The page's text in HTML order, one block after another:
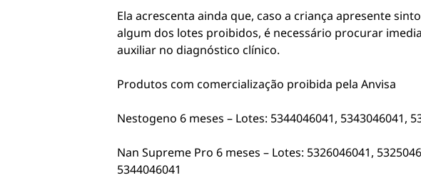
Ela acrescenta ainda que, caso a criança apresente
algum dos lotes proibidos, é necessário procurar
auxiliar no diagnóstico clínico.
Produtos com comercialização proibida pela Anvisa
Nestogeno 6 meses – Lotes: 5344046041, 5343046041,
Nan Supreme Pro 6 meses – Lotes: 5326046041,
5344046041